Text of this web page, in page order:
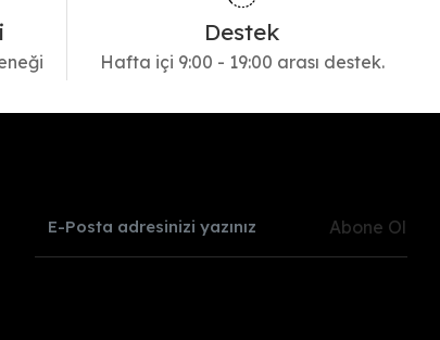
Destek
Hafta içi 9:00 - 19:00 arası destek.
Abone Ol